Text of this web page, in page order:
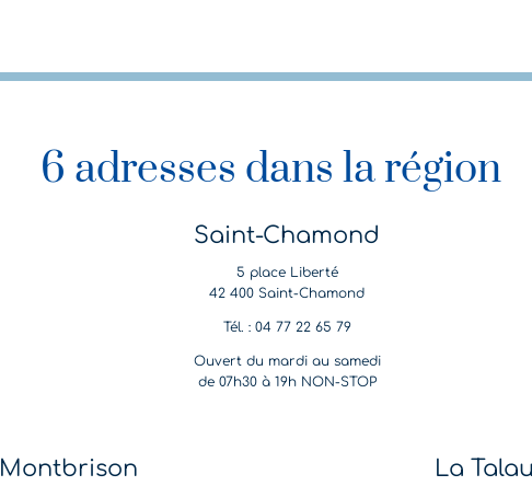
6 adresses dans la région
Saint-Chamond
5 place Liberté
42 400 Saint-Chamond
Tél. : 04 77 22 65 79
Ouvert du mardi au samedi
de 07h30 à 19h NON-STOP
Montbrison La